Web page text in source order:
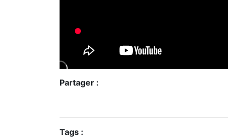
Partager :
Tags :